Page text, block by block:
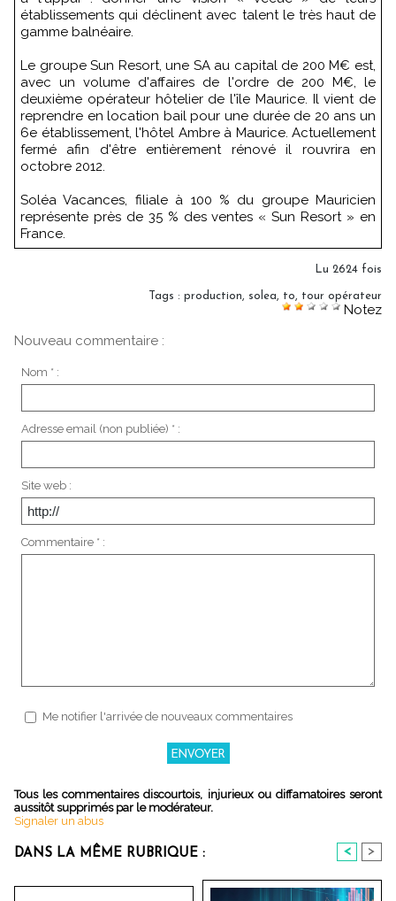
établissements qui déclinent avec talent le très haut de
gamme balnéaire.
Le groupe Sun Resort, une SA au capital de 200 M€ est,
avec un volume d'affaires de l'ordre de 200 M€, le
deuxième opérateur hôtelier de l'île Maurice. Il vient de
reprendre en location bail pour une durée de 20 ans un
6e établissement, l'hôtel Ambre à Maurice. Actuellement
fermé afin d'être entièrement rénové il rouvrira en
octobre 2012.
Soléa Vacances, filiale à 100 % du groupe Mauricien
représente près de 35 % des ventes « Sun Resort » en
France.
Lu 2624 fois
Tags : production, solea, to, tour opérateur
Notez
Nouveau commentaire :
Nom * :
Adresse email (non publiée) * :
Site web :
Commentaire * :
Me notifier l'arrivée de nouveaux commentaires
Tous les commentaires discourtois, injurieux ou diffamatoires seront
aussitôt supprimés par le modérateur.
Signaler un abus
DANS LA MÊME RUBRIQUE : < >